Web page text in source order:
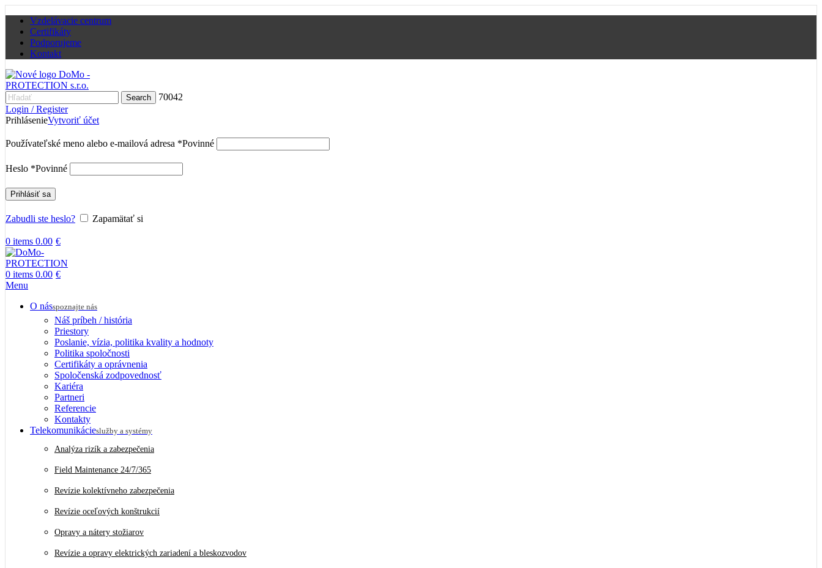
Vzdelávacie centrum
Certifikáty
Podporujeme
Kontakt
Search
70042
Login / Register
PrihlásenieVytvoriť účet
Používateľské meno alebo e-mailová adresa *Povinné
Heslo *Povinné
Prihlásiť sa
Zabudli ste heslo? Zapamätať si
0 items 0.00 €
0 items 0.00 €
Menu
O násspoznajte nás
Náš príbeh / história
Priestory
Poslanie, vízia, politika kvality a hodnoty
Politika spoločnosti
Certifikáty a oprávnenia
Spoločenská zodpovednosť
Kariéra
Partneri
Referencie
Kontakty
Telekomunikácieslužby a systémy
Analýza rizík a zabezpečenia
Field Maintenance 24/7/365
Revízie kolektívneho zabezpečenia
Revízie oceľových konštrukcií
Opravy a nátery stožiarov
Revízie a opravy elektrických zariadení a bleskozvodov